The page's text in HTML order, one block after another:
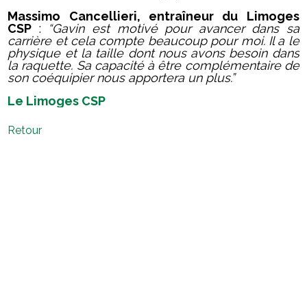
Massimo Cancellieri, entraîneur du Limoges
CSP : “Gavin est motivé pour avancer dans sa
carrière et cela compte beaucoup pour moi. Il a le
physique et la taille dont nous avons besoin dans
la raquette. Sa capacité à être complémentaire de
son coéquipier nous apportera un plus.”
Le Limoges CSP
Retour